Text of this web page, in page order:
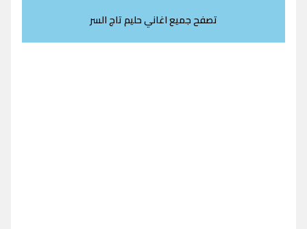
تصفح جميع اغاني حليم تاج السر